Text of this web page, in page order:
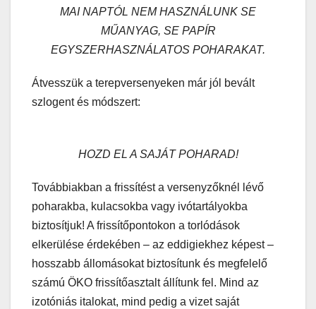
MAI NAPTÓL NEM HASZNÁLUNK SE
MŰANYAG, SE PAPÍR
EGYSZERHASZNÁLATOS POHARAKAT.
Átvesszük a terepversenyeken már jól bevált
szlogent és módszert:
HOZD EL A SAJÁT POHARAD!
Továbbiakban a frissítést a versenyzőknél lévő
poharakba, kulacsokba vagy ivótartályokba
biztosítjuk! A frissítőpontokon a torlódások
elkerülése érdekében – az eddigiekhez képest –
hosszabb állomásokat biztosítunk és megfelelő
számú ÖKO frissítőasztalt állítunk fel. Mind az
izotóniás italokat, mind pedig a vizet saját